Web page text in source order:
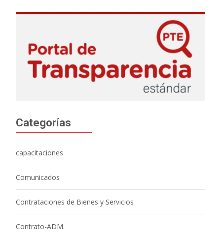
Categorías
capacitaciones
Comunicados
Contrataciones de Bienes y Servicios
Contrato-ADM.